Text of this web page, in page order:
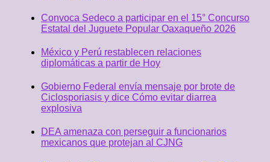
Convoca Sedeco a participar en el 15° Concurso
Estatal del Juguete Popular Oaxaqueño 2026
México y Perú restablecen relaciones
diplomáticas a partir de Hoy
Gobierno Federal envía mensaje por brote de
Ciclosporiasis y dice Cómo evitar diarrea
explosiva
DEA amenaza con perseguir a funcionarios
mexicanos que protejan al CJNG